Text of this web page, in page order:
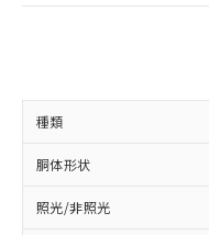
種類
胴体形状
照光/非照光